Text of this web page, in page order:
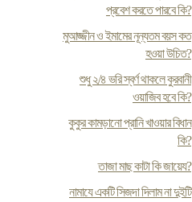
প্রবেশ করতে পারবে কি?
মুআজ্জীন ও ইমামের নূন্যতম বয়স কত
হওয়া উচিত?
শুধু ২/৪ ভরি স্বর্ণ থাকলে কুরবানী
ওয়াজিব হবে কি?
কুকুর কামড়ানো প্রানি খাওয়ার বিধান
কি?
তাজা মাছ কাটা কি জায়েয?
নামাযে একটি সিজদা দিলাম না দুইটি